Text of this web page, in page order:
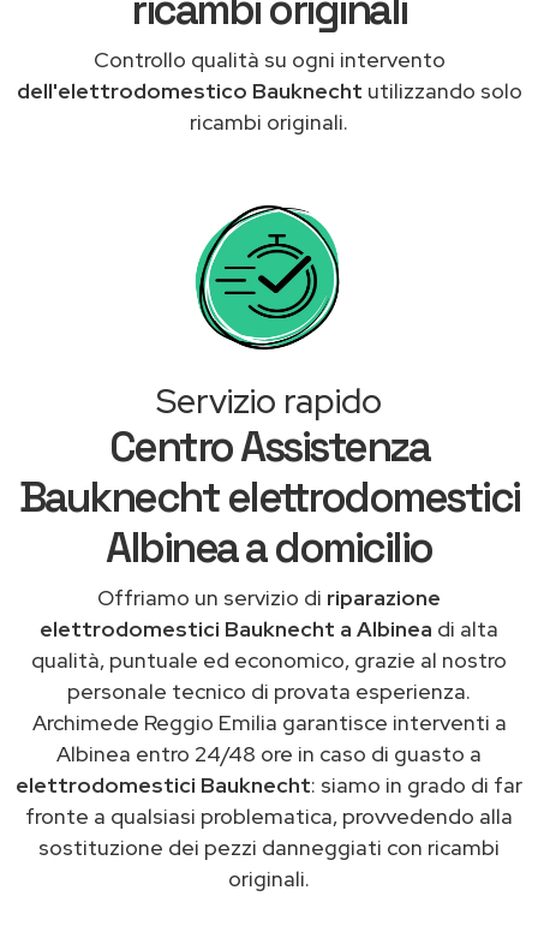
Controllo qualità su ogni intervento
dell'elettrodomestico Bauknecht utilizzando solo
ricambi originali.
Servizio rapido
Centro Assistenza
Bauknecht elettrodomestici
Albinea a domicilio
Offriamo un servizio di riparazione
elettrodomestici Bauknecht a Albinea di alta
qualità, puntuale ed economico, grazie al nostro
personale tecnico di provata esperienza.
Archimede Reggio Emilia garantisce interventi a
Albinea entro 24/48 ore in caso di guasto a
elettrodomestici Bauknecht: siamo in grado di far
fronte a qualsiasi problematica, provvedendo alla
sostituzione dei pezzi danneggiati con ricambi
originali.